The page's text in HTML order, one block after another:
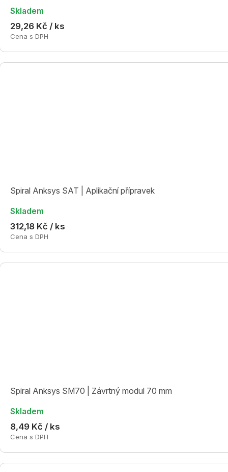
Skladem
29,26 Kč / ks
Cena s DPH
Spiral Anksys SAT | Aplikační přípravek
Skladem
312,18 Kč / ks
Cena s DPH
Spiral Anksys SM70 | Závrtný modul 70 mm
Skladem
8,49 Kč / ks
Cena s DPH